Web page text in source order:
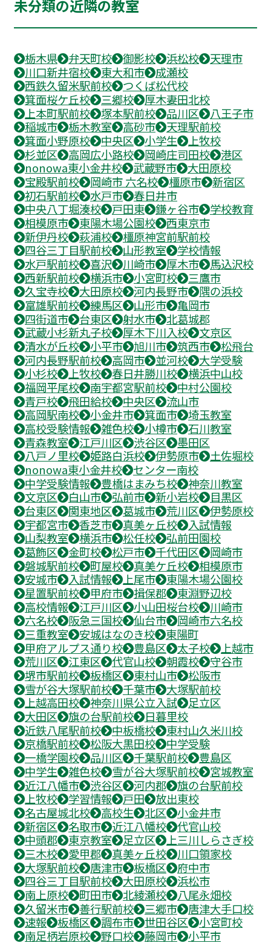
未分類の近隣の教室
栃木県 弁天町校 御影校 浜松校
天理市
川口新井宿校
東大和市
成瀬校
西鉄久留米駅前校
つくば松代校
箕面桜ケ丘校
三郷校
厚木妻田北校
上本町駅前校
塚本駅前校 品川区
八王子市
稲城市
栃木教室 高砂市
天理駅前校
箕面小野原校
中央区 小学生
上牧校
杉並区
高岡広小路校 岡崎庄司田校
港区
nonowa東小金井校
武蔵野市
大田原校
宝殿駅前校
岡崎市 六名校 橿原市
新宿区
初石駅前校
水戸市
春日井市
中央八丁堀湊校
戸田東 鎌ヶ谷市
学校教育
相模原市
東陽木場公園校
西東京市
新伊丹校
萩浦校
橿原神宮前駅前校
四谷三丁目駅前校
山形教室
学校情報
水戸駅前校
喜沢 川崎市 厚木市
馬込沢校
西新駅前校
横浜市 小宮町校
三鷹市
久宝寺校
大田原校 河内長野市
隅の浜校
富雄駅前校
練馬区 山形市
亀岡市
四街道市
台東区 射水市
北葛城郡
武蔵小杉新丸子校
厚木下川入校
文京区
清水が丘校
小平市 旭川市 筑西市
松飛台
河内長野駅前校
高岡市 並河校
大学受験
小杉校
上牧校 春日井勝川校
横浜中山校
福岡平尾校
南宇都宮駅前校
中村公園校
青戸校
飛田給校 中央区
流山市
高岡駅南校
小金井市 箕面市
埼玉教室
高校受験情報
雑色校 小樽市
石川教室
青森教室
江戸川区 渋谷区
墨田区
八戸ノ里校
姫路白浜校 伊勢原市
土佐堀校
nonowa東小金井校
センター南校
中学受験情報
豊橋はまみち校
神奈川教室
文京区
白山市 弘前市 新小岩校
目黒区
台東区
関東地区 葛城市 荒川区
伊勢原校
宇都宮市
香芝市 真美ヶ丘校
入試情報
山梨教室
横浜市 松任校
弘前田園校
葛飾区
金町校 松戸市 千代田区
岡崎市
磐城駅前校
町屋校 真美ケ丘校
相模原市
安城市
入試情報 上尾市
東陽木場公園校
星置駅前校
甲府市 揖保郡
東淵野辺校
高校情報
江戸川区 小山田桜台校
川崎市
六名校
阪急三国校 仙台市
岡崎市六名校
三重教室
安城はなのき校
東陽町
甲府アルプス通り校
豊島区 太子校
上越市
荒川区
江東区 代官山校 朝霞校
守谷市
堺市駅前校
板橋区 東村山市
松阪市
雪が谷大塚駅前校
千葉市
大塚駅前校
上越高田校
神奈川県公立入試
足立区
大田区
旗の台駅前校
日暮里校
近鉄八尾駅前校
中板橋校
東村山久米川校
京橋駅前校
松阪大黒田校
中学受験
一橋学園校
品川区 千葉駅前校
豊島区
中学生
雑色校 雪が谷大塚駅前校
宮城教室
近江八幡市
渋谷区 河内郡
旗の台駅前校
上牧校
学習情報 戸田
放出東校
名古屋城北校
高校生 北区
小金井市
新宿区
名取市 近江八幡校
代官山校
中頭郡
東京教室 足立区
上三川しらさぎ校
三木校
愛甲郡 真美ヶ丘校
川口領家校
大塚駅前校
唐津市 板橋区
府中市
四谷三丁目駅前校
大田原校
浜松市
南上原校
町田市 北綾瀬校
八尾永畑校
久留米市
善行駅前校 三郷市
唐津大手口校
速報
板橋区 調布市 世田谷区
小宮町校
南足柄岩原校
野口校 藤岡市
小平市